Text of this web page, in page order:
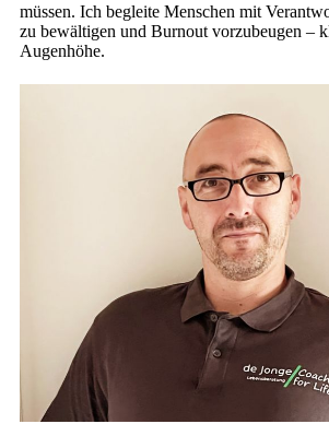
müssen. Ich begleite Menschen mit
zu bewältigen und Burnout vorzubeugen –
Augenhöhe.